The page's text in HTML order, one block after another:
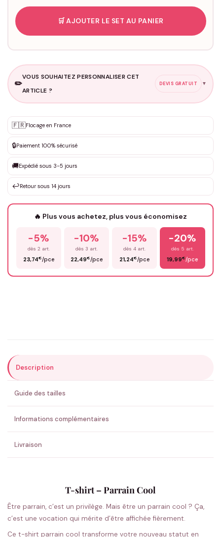
🛒 AJOUTER LE SET AU PANIER
✏️
VOUS SOUHAITEZ PERSONNALISER CET
ARTICLE ?
DEVIS GRATUIT ▼
✨ Personnalisation sur mesure
DEVIS GRATUIT · Personnalisation de 3 à 10€ selon la demande
Que souhaitez-vous ?*
Votre texte / idée*
Prénom*
ENVOYER MA DEMANDE ✨
💚 Retour sous 24-48h🇫🇷 Flocage en France✅ Validation avant fabrication
🇫🇷Flocage en France
🔒Paiement 100% sécurisé
🚚Expédié sous 3-5 jours
↩️Retour sous 14 jours
🔥 Plus vous achetez, plus vous économisez
-5%
dès 2 art.
23,74€/pce
-10%
dès 3 art.
22,49€/pce
-15%
dès 4 art.
21,24€/pce
-20%
dès 5 art.
19,99€/pce
Description
Guide des tailles
Informations complémentaires
Livraison
T-shirt – Parrain Cool
Être parrain, c’est un privilège. Mais être un parrain cool ? Ça,
c’est une vocation qui mérite d’être affichée fièrement.
Ce t-shirt parrain cool transforme votre nouveau statut en